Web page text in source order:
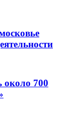
около 700